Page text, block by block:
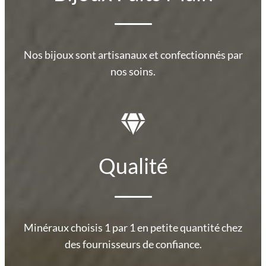
Nos bijoux sont artisanaux et confectionnés par
nos soins.
Qualité
Minéraux choisis 1 par 1 en petite quantité chez
des fournisseurs de confiance.